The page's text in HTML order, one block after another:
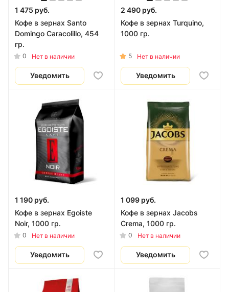
1 475 руб.
Кофе в зернах Santo
Domingo Caracolillo, 454
гр.
0 Нет в наличии
Уведомить
2 490 руб.
Кофе в зернах Turquino,
1000 гр.
5 Нет в наличии
Уведомить
1 190 руб.
Кофе в зернах Egoiste
Noir, 1000 гр.
0 Нет в наличии
Уведомить
1 099 руб.
Кофе в зернах Jacobs
Crema, 1000 гр.
0 Нет в наличии
Уведомить